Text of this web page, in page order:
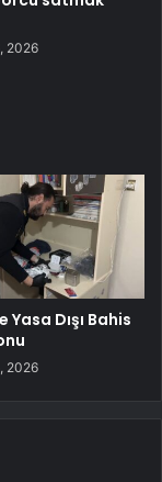
2026
Yasa Dışı Bahis
2026